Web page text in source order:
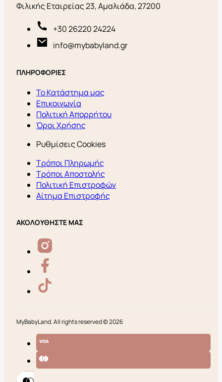
Φιλικής Εταιρείας 23, Αμαλιάδα, 27200
+30 26220 24224
info@mybabyland.gr
ΠΛΗΡΟΦΟΡΙΕΣ
Το Κατάστημα μας
Επικοινωνία
Πολιτική Απορρήτου
Όροι Χρήσης
Ρυθμίσεις Cookies
Τρόποι Πληρωμής
Τρόποι Αποστολής
Πολιτική Επιστροφών
Αίτημα Επιστροφής
ΑΚΟΛΟΥΘΗΣΤΕ ΜΑΣ
MyBabyLand. All rights reserved © 2026